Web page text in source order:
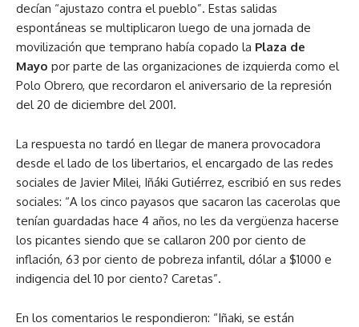
decían “ajustazo contra el pueblo”. Estas salidas
espontáneas se multiplicaron luego de una jornada de
movilización que temprano había copado la Plaza de
Mayo por parte de las organizaciones de izquierda como el
Polo Obrero, que recordaron el aniversario de la represión
del 20 de diciembre del 2001.
La respuesta no tardó en llegar de manera provocadora
desde el lado de los libertarios, el encargado de las redes
sociales de Javier Milei, Iñáki Gutiérrez, escribió en sus redes
sociales: “A los cinco payasos que sacaron las cacerolas que
tenían guardadas hace 4 años, no les da vergüenza hacerse
los picantes siendo que se callaron 200 por ciento de
inflación, 63 por ciento de pobreza infantil, dólar a $1000 e
indigencia del 10 por ciento? Caretas”.
En los comentarios le respondieron: “Iñaki, se están